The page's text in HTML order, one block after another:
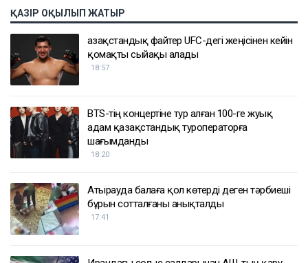
ҚАЗІР ОҚЫЛЫП ЖАТЫР
Қазақстандық файтер UFC-дегі жеңісінен кейін
қомақты сыйақы алады
18:57
BTS-тің концертіне тур алған 100-ге жуық
адам қазақстандық туроператорға
шағымданды
18:20
Атырауда балаға қол көтерді деген тәрбиеші
бұрын сотталғаны анықталды
17:41